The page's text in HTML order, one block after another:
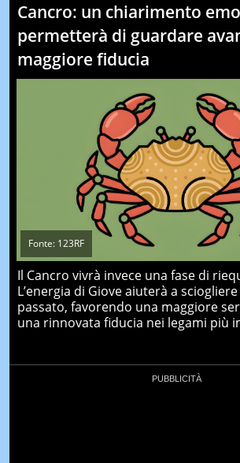
Cancro: un chiarimento
permetterà di guardare
maggiore fiducia
Fonte: 123RF
Il Cancro vivrà invece una fase di
L’energia di Giove aiuterà a
passato, favorendo una maggiore
una rinnovata fiducia nei legami più